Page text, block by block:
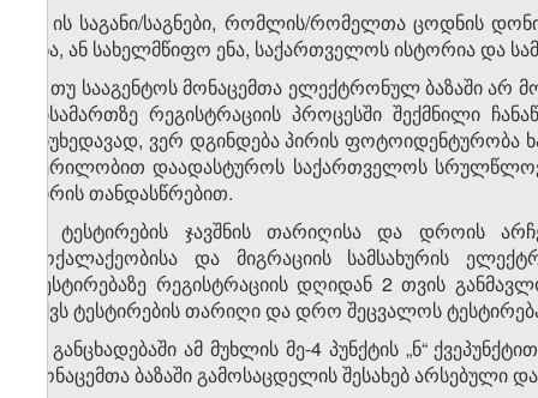
ნ) ის საგანი/საგნები, რომლის/რომელთა ცოდნის
ენა, ან სახელმწიფო ენა, საქართველოს ისტორია და
5. თუ სააგენტოს მონაცემთა ელექტრონულ ბაზაში არ
მისამართზე რეგისტრაციის პროცესში შექმნილი
მიუხედავად, ვერ დგინდება პირის ფოტოიდენტურობა
წერილობით დაადასტუროს საქართველოს
პირის თანდასწრებით.
6. ტესტირების ჯავშნის თარიღისა და დროის
მოქალაქეობისა და მიგრაციის სამსახურის
ტესტირებაზე რეგისტრაციის დღიდან 2 თვის
აქვს ტესტირების თარიღი და დრო შეცვალოს
7. განცხადებაში ამ მუხლის მე-4 პუნქტის „ნ“
მონაცემთა ბაზაში გამოსაცდელის შესახებ